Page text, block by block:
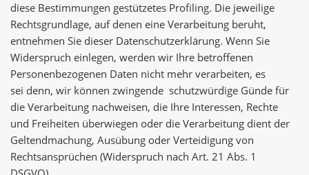
diese Bestimmungen gestützetes Profiling. Die jeweilige
Rechtsgrundlage, auf denen eine Verarbeitung beruht,
entnehmen Sie dieser Datenschutzerklärung. Wenn Sie
Widerspruch einlegen, werden wir Ihre betroffenen
Personenbezogenen Daten nicht mehr verarbeiten, es
sei denn, wir können zwingende schutzwürdige Günde für
die Verarbeitung nachweisen, die Ihre Interessen, Rechte
und Freiheiten überwiegen oder die Verarbeitung dient der
Geltendmachung, Ausübung oder Verteidigung von
Rechtsansprüchen (Widerspruch nach Art. 21 Abs. 1